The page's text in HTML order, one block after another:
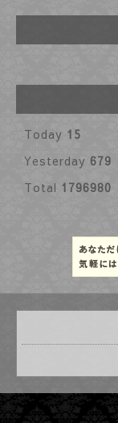
Today 15
Yesterday 679
Total 1796980